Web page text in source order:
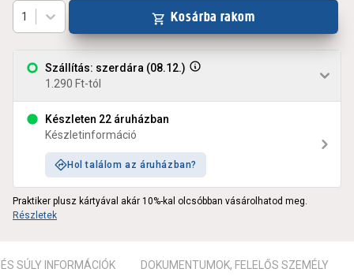
Szállítás: szerdára (08.12.)
1.290 Ft-tól
Készleten 22 áruházban
Készletinformáció
Hol találom az áruházban?
1 Kosárba rakom
Praktiker plusz kártyával akár 10%-kal olcsóbban vásárolhatod meg.
Részletek
SÚLY INFORMÁCIÓK DOKUMENTUMOK, FELELŐS SZEMÉLY